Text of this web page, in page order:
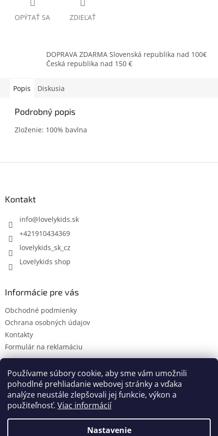
Používame súbory cookie, aby sme vám umožnili
pohodlné prehliadanie webovej stránky a vďaka
analýze neustále zlepšovali jej funkcie, výkon a
použiteľnosť. Viac informácií
Nastavenie
OPÝTAŤ SA ZDIEĽAŤ
DOPRAVA ZDARMA Slovenská republika nad 100€
Česká republika nad 150 €
Popis Diskusia
Podrobný popis
Zloženie: 100% bavlna
Kontakt
info@lovelykids.sk
+421910434369
lovelykids_sk_cz
Lovelykids shop
Informácie pre vás
Obchodné podmienky
Ochrana osobných údajov
Kontakty
Formulár na reklamáciu
Kontakty Novinky
Vytvoril Shoptet